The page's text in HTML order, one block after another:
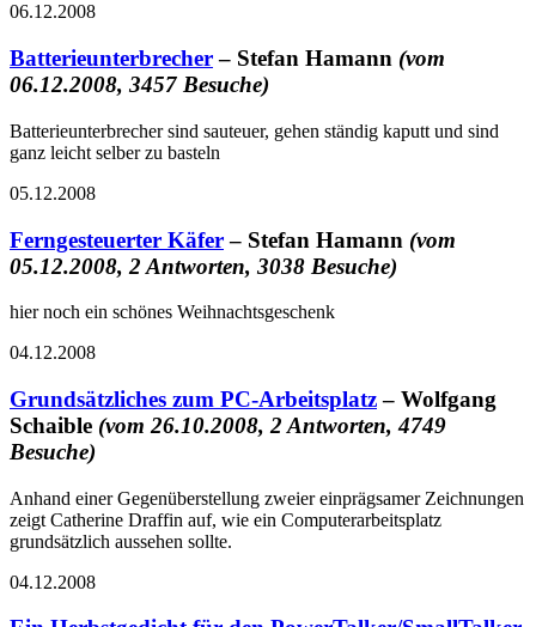
06.12.2008
Batterieunterbrecher– Stefan Hamann (vom
06.12.2008, 3457 Besuche)
Batterieunterbrecher sind sauteuer, gehen ständig kaputt und sind
ganz leicht selber zu basteln
05.12.2008
Ferngesteuerter Käfer– Stefan Hamann (vom
05.12.2008, 2 Antworten, 3038 Besuche)
hier noch ein schönes Weihnachtsgeschenk
04.12.2008
Grundsätzliches zum PC-Arbeitsplatz– Wolfgang
Schaible (vom 26.10.2008, 2 Antworten, 4749
Besuche)
Anhand einer Gegenüberstellung zweier einprägsamer Zeichnungen
zeigt Catherine Draffin auf, wie ein Computerarbeitsplatz
grundsätzlich aussehen sollte.
04.12.2008